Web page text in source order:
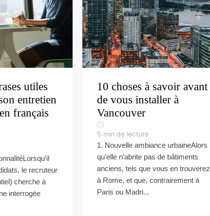
utiles
entretien
français
le recruteur
cherche à
interrogée
10 choses à savoir avant
de vous installer à
Vancouver
5 min de lecture
1. Nouvelle ambiance urbaineAlors
qu’elle n’abrite pas de bâtiments
anciens, tels que vous en trouverez
à Rome, et que, contrairement à
Paris ou Madri...